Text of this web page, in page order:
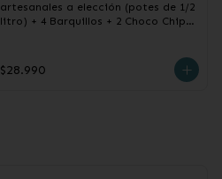
artesanales a elección (potes de 1/2
litro) + 4 Barquillos + 2 Choco Chips
$28.990